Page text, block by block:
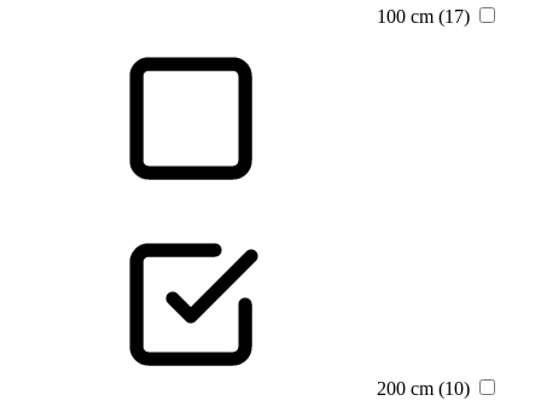
100 cm (17)
200 cm (10)